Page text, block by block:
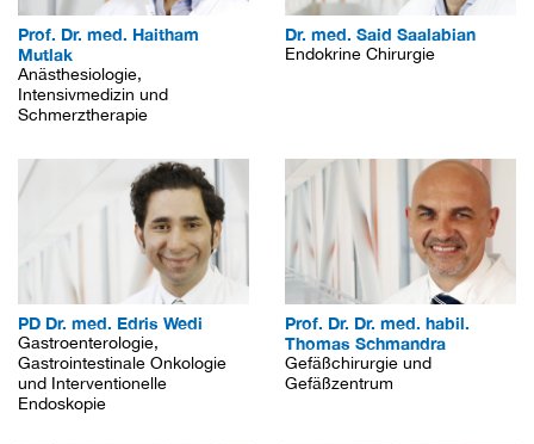
Prof. Dr. med. Haitham
Mutlak
Anästhesiologie,
Intensivmedizin und
Schmerztherapie
Dr. med. Said Saalabian
Endokrine Chirurgie
PD Dr. med. Edris Wedi
Gastroenterologie,
Gastrointestinale Onkologie
und Interventionelle
Endoskopie
Prof. Dr. Dr. med. habil.
Thomas Schmandra
Gefäßchirurgie und
Gefäßzentrum